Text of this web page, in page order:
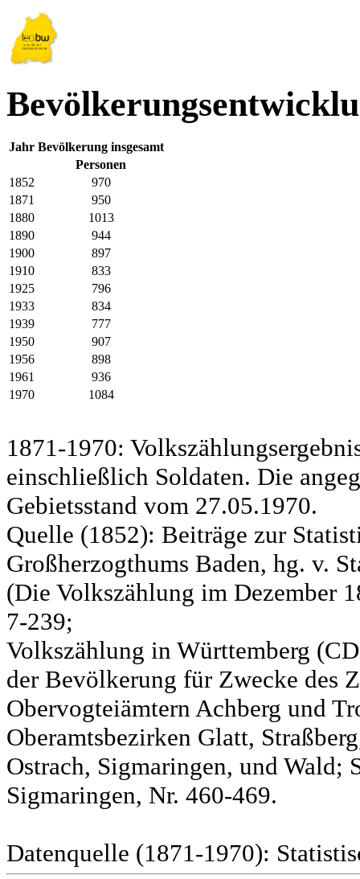
Jahr Bevölkerung insgesamt
Personen
1852
970
1871
950
1880
1013
1890
944
1900
897
1910
833
1925
796
1933
834
1939
777
1950
907
1956
898
1961
936
1970
1084
1871-1970:
einschließlich Soldaten. Die
Gebietsstand vom 27.05.1970.
Quelle (1852): Beiträge zur
Großherzogthums Baden, hg. v.
(Die Volkszählung im Dezember
7-239;
Volkszählung in Württemberg
der Bevölkerung für Zwecke des
Obervogteiämtern Achberg und
Oberamtsbezirken Glatt,
Ostrach, Sigmaringen, und Wald;
Sigmaringen, Nr. 460-469.
Datenquelle (1871-1970):